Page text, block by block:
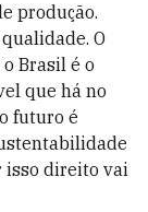
produção.
O
Brasil é o
que há no
futuro é
isso direito vai